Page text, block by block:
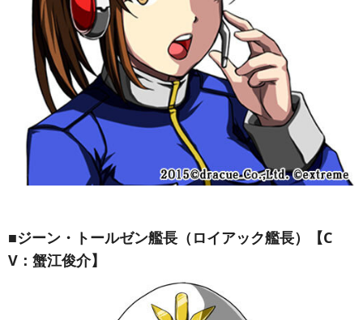
■ジーン・トールゼン艦長（ロイアック艦長）【C
V：蟹江俊介】